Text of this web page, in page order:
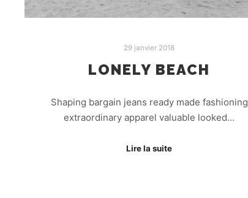
29 janvier 2018
LONELY BEACH
Shaping bargain jeans ready made fashioning
extraordinary apparel valuable looked…
Lire la suite